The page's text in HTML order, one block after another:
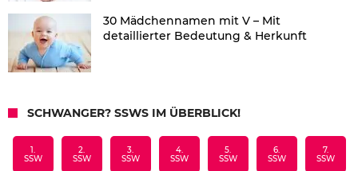
30 Mädchennamen mit V – Mit
detaillierter Bedeutung & Herkunft
SCHWANGER? SSWS IM ÜBERBLICK!
1.
SSW
2.
SSW
3.
SSW
4.
SSW
5.
SSW
6.
SSW
7.
SSW